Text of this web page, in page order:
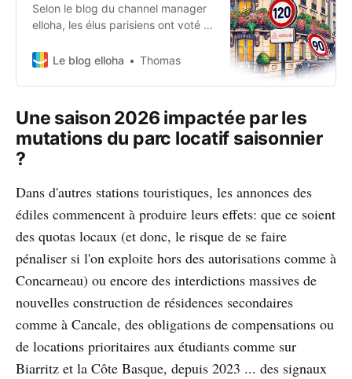
Selon le blog du channel manager
elloha, les élus parisiens ont voté la
jours par des locations meublées
capitale se veut être la première à
appliquer la loi Le Meur votée il y a
seulement un mois au Parlement.
Le blog elloha Thomas
Une saison 2026 impactée par les
mutations du parc locatif saisonnier
?
Dans d'autres stations touristiques, les annonces des
édiles commencent à produire leurs effets: que ce soient
des quotas locaux (et donc, le risque de se faire
pénaliser si l'on exploite hors des autorisations comme à
Concarneau) ou encore des interdictions massives de
nouvelles construction de résidences secondaires
comme à Cancale, des obligations de compensations ou
de locations prioritaires aux étudiants comme sur
Biarritz et la Côte Basque, depuis 2023 ... des signaux